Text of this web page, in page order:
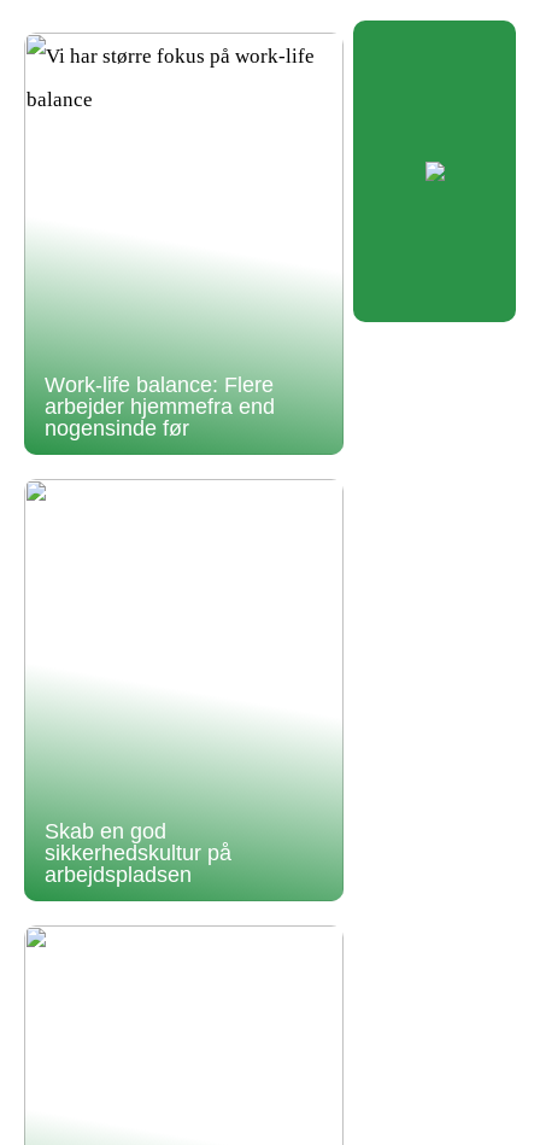
Work-life balance: Flere
arbejder hjemmefra end
nogensinde før
Skab en god
sikkerhedskultur på
arbejdspladsen